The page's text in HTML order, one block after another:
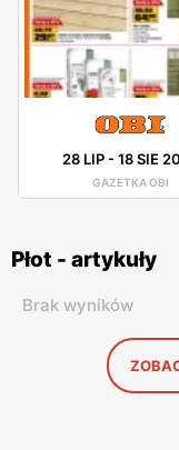
28 LIP-18 SIE
GAZETKA OBI
Płot - artykuły
Brak wyników